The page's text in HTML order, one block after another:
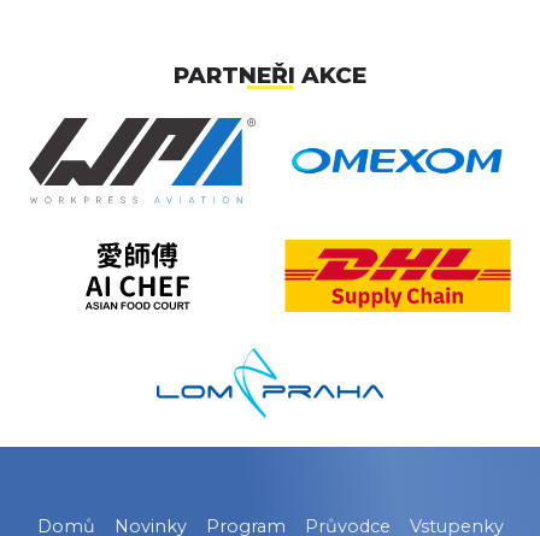
PARTNEŘI AKCE
Domů Novinky Program Průvodce Vstupenky